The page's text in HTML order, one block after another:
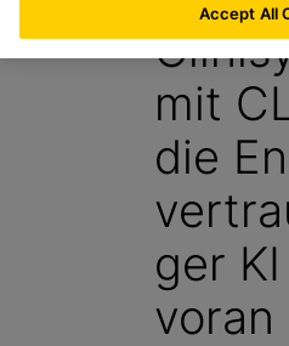
:
mit
die
ger
voran
Accept All